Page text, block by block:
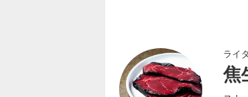
ライ
焦